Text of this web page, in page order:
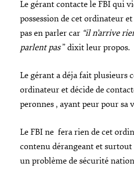
Le gérant contacte le FBI qui
possession de cet ordinateur
pas en parler car “il n’arrive
parlent pas” dixit leur propos.
Le gérant a déja fait plusieurs
ordinateur et décide de
peronnes , ayant peur pour sa
Le FBI ne fera rien de cet
contenu dérangeant et surtout
un problème de sécurité